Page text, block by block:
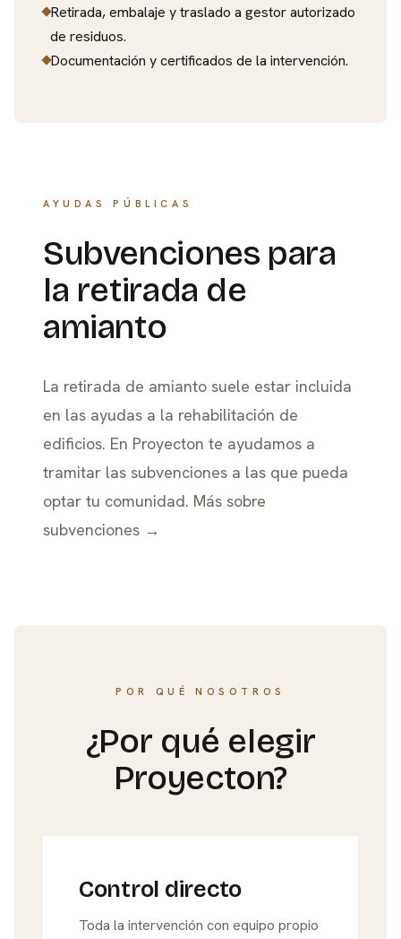
Retirada, embalaje y traslado a gestor autorizado
de residuos.
Documentación y certificados de la intervención.
AYUDAS PÚBLICAS
Subvenciones para
la retirada de
amianto
La retirada de amianto suele estar incluida
en las ayudas a la rehabilitación de
edificios. En Proyecton te ayudamos a
tramitar las subvenciones a las que pueda
optar tu comunidad. Más sobre
subvenciones →
POR QUÉ NOSOTROS
¿Por qué elegir
Proyecton?
Control directo
Toda la intervención con equipo propio